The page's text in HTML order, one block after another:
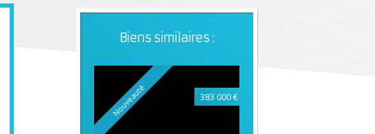
Biens similaires :
Nouveauté 383 000 €